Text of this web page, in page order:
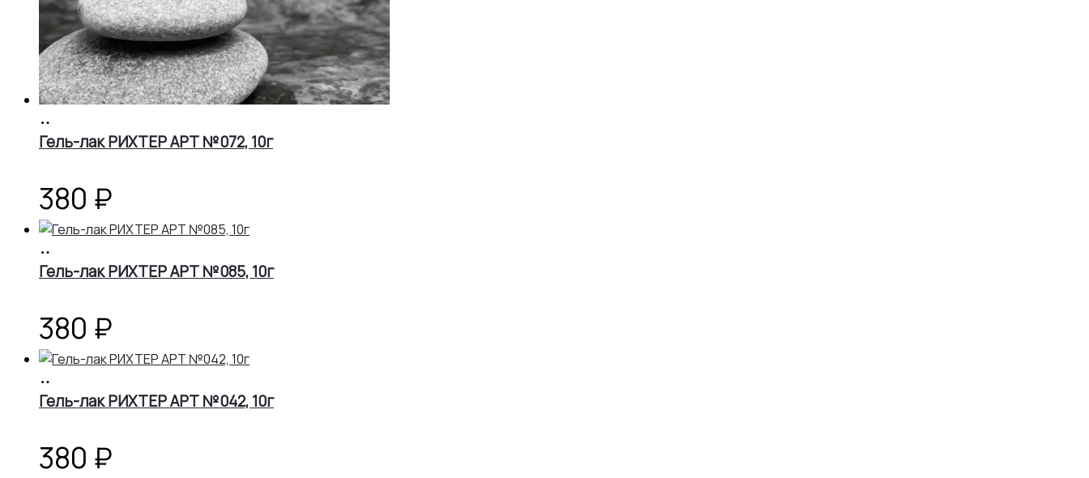
корзину
Гель-лак РИХТЕР АРТ №072, 10г
380 ₽
корзину
Гель-лак РИХТЕР АРТ №085, 10г
380 ₽
корзину
Гель-лак РИХТЕР АРТ №042, 10г
380 ₽